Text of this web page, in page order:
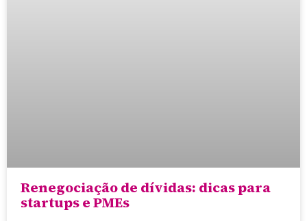
Renegociação de dívidas: dicas para
startups e PMEs